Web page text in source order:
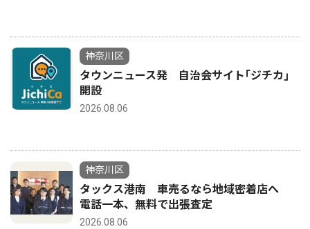
神奈川区
タウンニュース発 自治会サイト｢ジチカ｣
開設
2026.08.06
神奈川区
タックス港南 車売るなら地域密着店へ
電話一本、無料で出張査定
2026.08.06